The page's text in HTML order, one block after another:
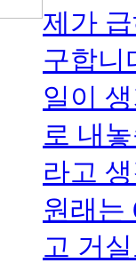
제가
구합니
일이
로 내
라고
원래는
고 거